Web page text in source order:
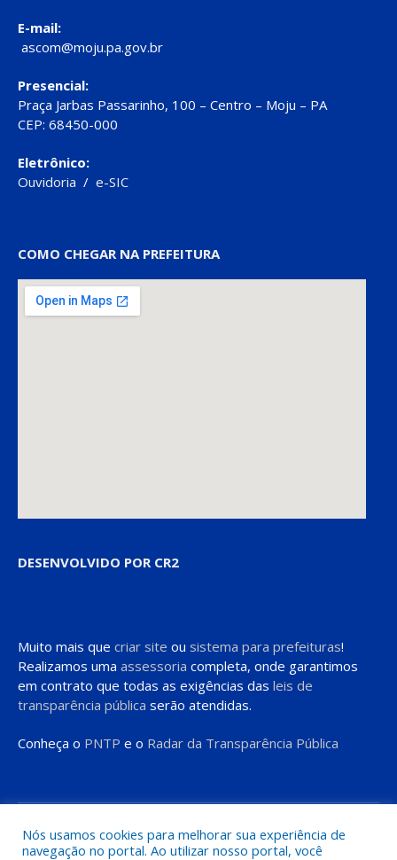
E-mail:
ascom@moju.pa.gov.br
Presencial:
Praça Jarbas Passarinho, 100 – Centro – Moju – PA
CEP: 68450-000
Eletrônico:
Ouvidoria / e-SIC
COMO CHEGAR NA PREFEITURA
DESENVOLVIDO POR CR2
Muito mais que criar site ou sistema para prefeituras!
Realizamos uma assessoria completa, onde garantimos
em contrato que todas as exigências das leis de
transparência pública serão atendidas.
Conheça o PNTP e o Radar da Transparência Pública
Todos os direitos reservados a Prefeitura de Moju
Nós usamos cookies para melhorar sua experiência de
navegação no portal. Ao utilizar nosso portal, você